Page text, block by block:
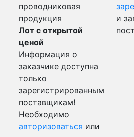
проводниковая
продукция
Лот с открытой
ценой
Информация о
заказчике доступна
только
зарегистрированным
поставщикам!
Необходимо
авторизоваться или
и